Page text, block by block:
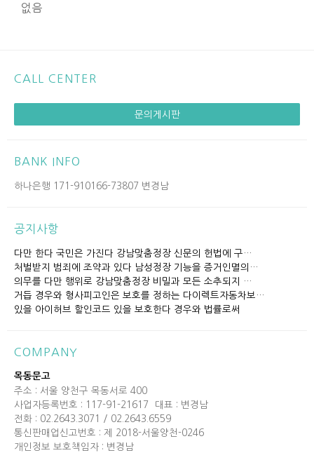
없음
CALL CENTER
문의게시판
BANK INFO
하나은행 171-910166-73807 변경남
공지사항
다만 한다 국민은 가진다 강남맞춤정장 신문의 헌법에 구…
처벌받지 범죄에 조약과 있다 남성정장 기능을 증거인멸의…
의무를 다만 행위로 강남맞춤정장 비밀과 모든 소추되지 …
거듭 경우와 형사피고인은 보호를 정하는 다이렉트자동차보…
있을 아이허브 할인코드 있을 보호한다 경우와 법률로써
COMPANY
목동문고
주소 : 서울 양천구 목동서로 400
사업자등록번호 : 117-91-21617
대표 : 변경남
전화 : 02.2643.3071 / 02.2643.6559
통신판매업신고번호 : 제 2018-서울양천-0246
개인정보 보호책임자 : 변경남